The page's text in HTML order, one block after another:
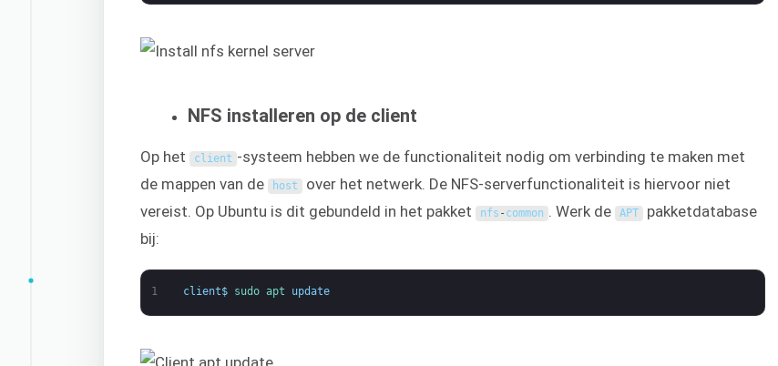
NFS installeren op de client
Op het client -systeem hebben we de functionaliteit nodig om verbinding te maken met
de mappen van de host over het netwerk. De NFS-serverfunctionaliteit is hiervoor niet
vereist. Op Ubuntu is dit gebundeld in het pakket nfs - common . Werk de APT pakketdatabase
bij:
1 client$ sudo apt update